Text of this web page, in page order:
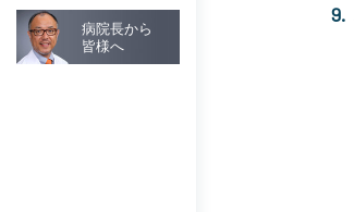
病院長から
皆様へ